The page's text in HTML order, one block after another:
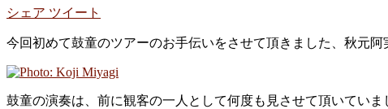
シェア ツイート
今回初めて鼓童のツアーのお手伝いをさせて頂きました、秋元阿
鼓童の演奏は、前に観客の一人として何度も見させて頂いてい